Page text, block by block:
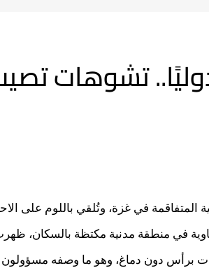
تشوهات
في غزة، وتُلقي باللوم على
في منطقة مدنية مكتظة بالسكان،
برأس دون دماغ، وهو ما وصفه